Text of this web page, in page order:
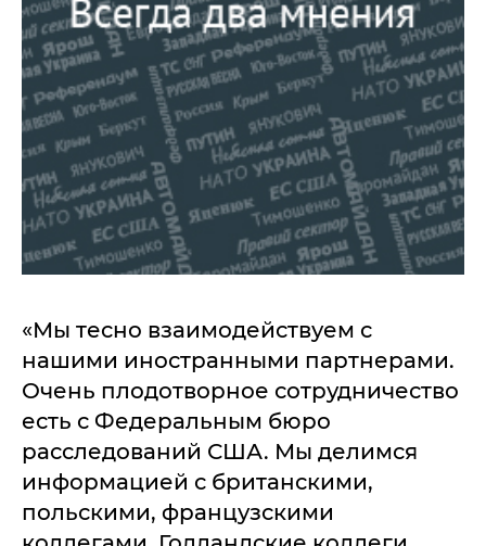
«Мы тесно взаимодействуем с
нашими иностранными партнерами.
Очень плодотворное сотрудничество
есть с Федеральным бюро
расследований США. Мы делимся
информацией с британскими,
польскими, французскими